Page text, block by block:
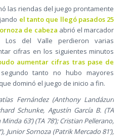
las riendas del juego prontamente
el tanto que llegó pasados 25
de cabeza abrió el marcador
del Valle perdieron varias
cifras en los siguientes minutos
aumentar cifras tras pase de
tanto no hubo mayores
dominó el juego de inicio a fin.
Fernández (Anthony Landázuri
Schunke, Agustín García B. (TA
63’) (TA 78’); Cristian Pellerano,
Junior Sornoza (Patrik Mercado 81’),